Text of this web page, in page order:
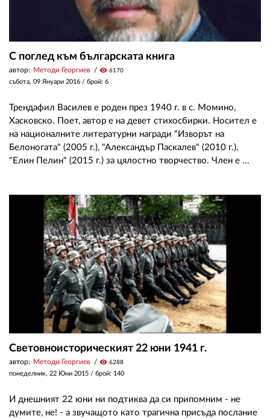
С поглед към българската книга
автор: Методи Георгиев visibility 6170
събота, 09 Януари 2016 / брой: 6
Трендафил Василев е роден през 1940 г. в с. Момино,
Хасковско. Поет, автор е на девет стихосбирки. Носител е
на националните литературни награди "Изворът на
Белоногата" (2005 г.), "Александър Паскалев" (2010 г.),
"Елин Пелин" (2015 г.) за цялостно творчество. Член е ...
Световноисторическият 22 юни 1941 г.
автор: Методи Георгиев visibility 6288
понеделник, 22 Юни 2015 / брой: 140
И днешният 22 юни ни подтиква да си припомним - не
думите, не! - а звучащото като трагична присъда послание